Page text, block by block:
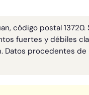
código postal
fuertes y débiles
procedentes de